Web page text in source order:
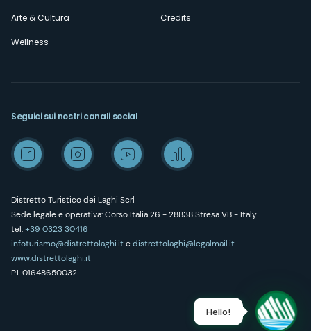
Arte & Cultura
Wellness
Credits
Distretto Turistico dei Laghi Scrl
Sede legale e operativa: Corso Italia 26 - 28838 Stresa VB - Italy
tel:+39 0323 30416
infoturismo@distrettolaghi.itedistrettolaghi@legalmail.it
www.distrettolaghi.it
P.I. 01648650032
Seguici sui nostri canali social